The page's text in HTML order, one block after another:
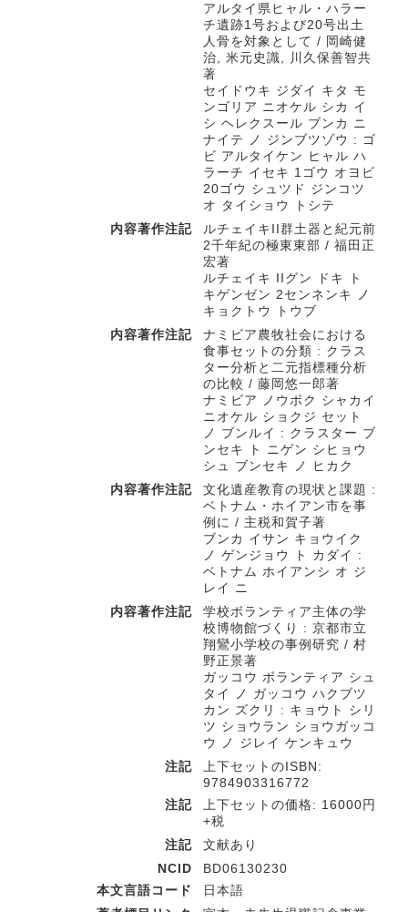
アルタイ県ヒャル・ハラー
チ遺跡1号および20号出土
人骨を対象として / 岡崎健
治, 米元史識, 川久保善智共
著
セイドウキ ジダイ キタ モ
ンゴリア ニオケル シカ イ
シ ヘレクスール ブンカ ニ
ナイテ ノ ジンブツゾウ : ゴ
ビ アルタイケン ヒャル ハ
ラーチ イセキ 1ゴウ オヨビ
20ゴウ シュツド ジンコツ
オ タイショウ トシテ
内容著作注記
ルチェイキII群土器と紀元前
2千年紀の極東東部 / 福田正
宏著
ルチェイキ IIグン ドキ ト
キゲンゼン 2センネンキ ノ
キョクトウ トウブ
内容著作注記
ナミビア農牧社会における
食事セットの分類 : クラス
ター分析と二元指標種分析
の比較 / 藤岡悠一郎著
ナミビア ノウボク シャカイ
ニオケル ショクジ セット
ノ ブンルイ : クラスター ブ
ンセキ ト ニゲン シヒョウ
シュ ブンセキ ノ ヒカク
内容著作注記
文化遺産教育の現状と課題 :
ベトナム・ホイアン市を事
例に / 主税和賀子著
ブンカ イサン キョウイク
ノ ゲンジョウ ト カダイ :
ベトナム ホイアンシ オ ジ
レイ ニ
内容著作注記
学校ボランティア主体の学
校博物館づくり : 京都市立
翔鸞小学校の事例研究 / 村
野正景著
ガッコウ ボランティア シュ
タイ ノ ガッコウ ハクブツ
カン ズクリ : キョウト シリ
ツ ショウラン ショウガッコ
ウ ノ ジレイ ケンキュウ
注記
上下セットのISBN:
9784903316772
注記
上下セットの価格: 16000円
+税
注記
文献あり
NCID
BD06130230
本文言語コード
日本語